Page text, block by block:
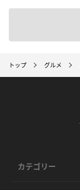
トップ グルメ
カテゴリー